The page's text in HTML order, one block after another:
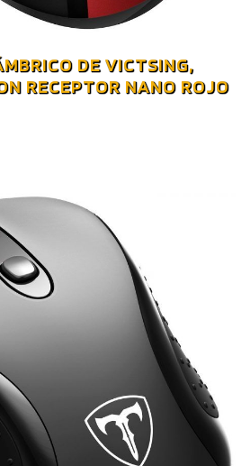
DE VICTSING,
RECEPTOR NANO ROJO